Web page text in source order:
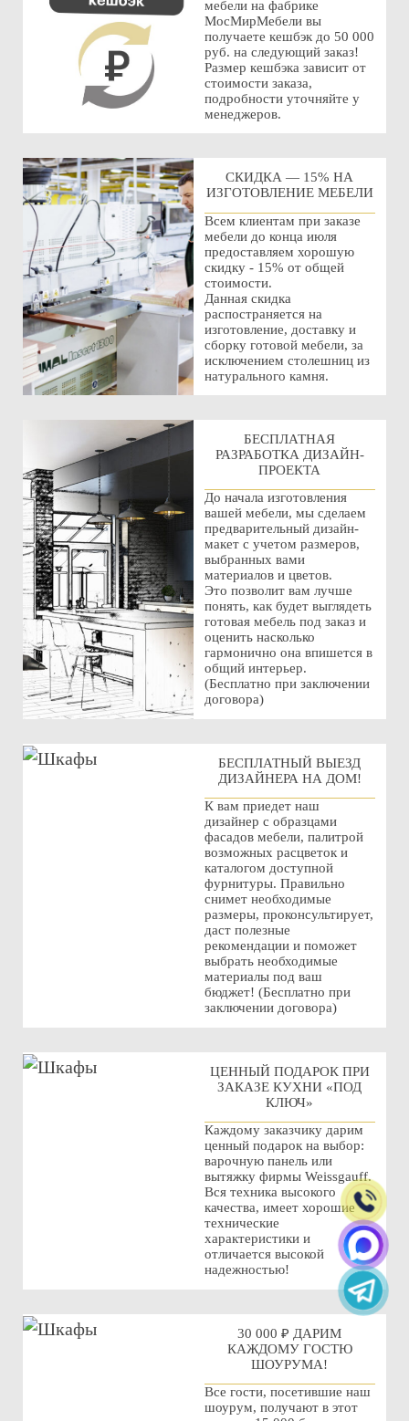
мебели на фабрике
МосМирМебели вы
получаете кешбэк до 50 000
руб. на следующий заказ!
Размер кешбэка зависит от
стоимости заказа,
подробности уточняйте у
менеджеров.
СКИДКА — 15% НА
ИЗГОТОВЛЕНИЕ МЕБЕЛИ
Всем клиентам при заказе
мебели до конца июля
предоставляем хорошую
скидку - 15% от общей
стоимости.
Данная скидка
распостраняется на
изготовление, доставку и
сборку готовой мебели, за
исключением столешниц из
натурального камня.
БЕСПЛАТНАЯ
РАЗРАБОТКА ДИЗАЙН-
ПРОЕКТА
До начала изготовления
вашей мебели, мы сделаем
предварительный дизайн-
макет с учетом размеров,
выбранных вами
материалов и цветов.
Это позволит вам лучше
понять, как будет выглядеть
готовая мебель под заказ и
оценить насколько
гармонично она впишется в
общий интерьер.
(Бесплатно при заключении
договора)
БЕСПЛАТНЫЙ ВЫЕЗД
ДИЗАЙНЕРА НА ДОМ!
К вам приедет наш
дизайнер с образцами
фасадов мебели, палитрой
возможных расцветок и
каталогом доступной
фурнитуры. Правильно
снимет необходимые
размеры, проконсультирует,
даст полезные
рекомендации и поможет
выбрать необходимые
материалы под ваш
бюджет! (Бесплатно при
заключении договора)
ЦЕННЫЙ ПОДАРОК ПРИ
ЗАКАЗЕ КУХНИ «ПОД
КЛЮЧ»
Каждому заказчику дарим
ценный подарок на выбор:
варочную панель или
вытяжку фирмы Weissgauff.
Вся техника высокого
качества, имеет хорошие
технические
характеристики и
отличается высокой
надежностью!
30 000 ₽ ДАРИМ
КАЖДОМУ ГОСТЮ
ШОУРУМА!
Все гости, посетившие наш
шоурум, получают в этот